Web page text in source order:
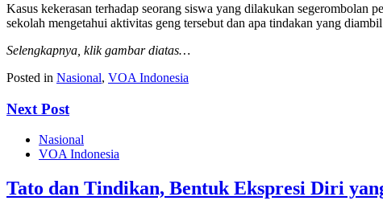
Kasus kekerasan terhadap seorang siswa yang dilakukan segerombolan
sekolah mengetahui aktivitas geng tersebut dan apa tindakan yang
Selengkapnya, klik gambar diatas…
Posted in Nasional, VOA Indonesia
Next Post
Nasional
VOA Indonesia
Tato dan Tindikan, Bentuk Ekspresi Diri